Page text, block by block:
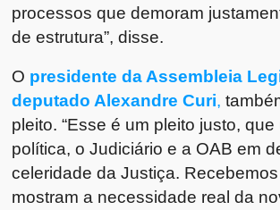
processos que demoram
de estrutura”, disse.
O presidente da Assembleia
deputado Alexandre Curi,
pleito. “Esse é um pleito justo,
política, o Judiciário e a OAB em
celeridade da Justiça.
mostram a necessidade real da